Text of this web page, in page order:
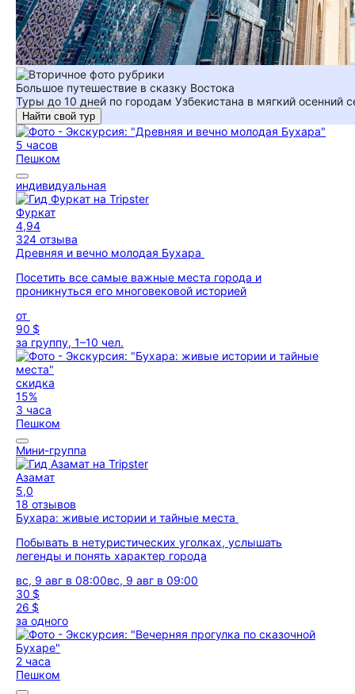
Большое путешествие в сказку Востока
Туры до 10 дней по городам Узбекистана в мягкий осенний
Найти свой тур
5 часов
Пешком
индивидуальная
Фуркат
4,94
324 отзыва
Древняя и вечно молодая Бухара
Посетить все самые важные места города и
проникнуться его многовековой историей
от
90 $
за группу, 1–10 чел.
скидка
15%
3 часа
Пешком
Мини-группа
Азамат
5,0
18 отзывов
Бухара: живые истории и тайные места
Побывать в нетуристических уголках, услышать
легенды и понять характер города
вс, 9 авг в 08:00вс, 9 авг в 09:00
30 $
26 $
за одного
2 часа
Пешком